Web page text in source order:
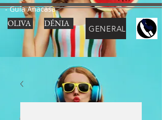
- Guía Anacasa
OLIVA DÉNIA GENERAL